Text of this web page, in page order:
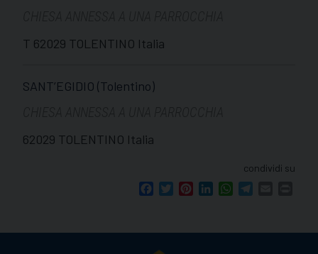
T 62029 TOLENTINO Italia
SANT’EGIDIO (Tolentino)
62029 TOLENTINO Italia
condividi su
FacebookTwitterPinterestLinkedInWhatsApp